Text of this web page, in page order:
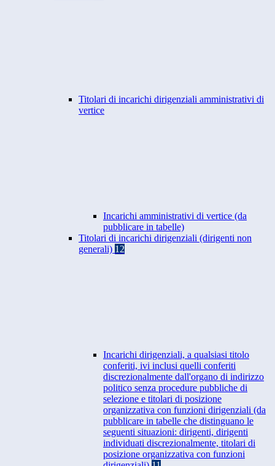
Titolari di incarichi dirigenziali amministrativi di
vertice
Incarichi amministrativi di vertice (da
pubblicare in tabelle)
Titolari di incarichi dirigenziali (dirigenti non
generali) 12
Incarichi dirigenziali, a qualsiasi titolo
conferiti, ivi inclusi quelli conferiti
discrezionalmente dall'organo di indirizzo
politico senza procedure pubbliche di
selezione e titolari di posizione
organizzativa con funzioni dirigenziali (da
pubblicare in tabelle che distinguano le
seguenti situazioni: dirigenti, dirigenti
individuati discrezionalmente, titolari di
posizione organizzativa con funzioni